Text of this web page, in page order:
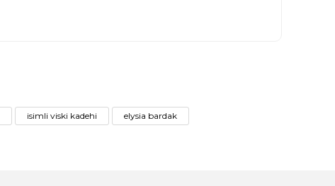
isimli viski kadehi
elysia bardak